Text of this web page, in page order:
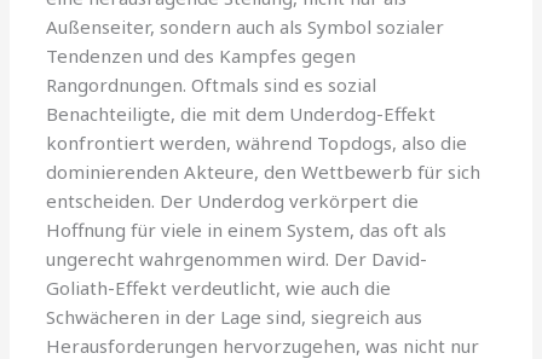
Außenseiter, sondern auch als Symbol sozialer
Tendenzen und des Kampfes gegen
Rangordnungen. Oftmals sind es sozial
Benachteiligte, die mit dem Underdog-Effekt
konfrontiert werden, während Topdogs, also die
dominierenden Akteure, den Wettbewerb für sich
entscheiden. Der Underdog verkörpert die
Hoffnung für viele in einem System, das oft als
ungerecht wahrgenommen wird. Der David-
Goliath-Effekt verdeutlicht, wie auch die
Schwächeren in der Lage sind, siegreich aus
Herausforderungen hervorzugehen, was nicht nur